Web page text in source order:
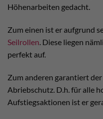
Höhenarbeiten gedacht.
Zum einen ist er aufgrund
Seilrollen. Diese liegen
perfekt auf.
Zum anderen garantiert
Abriebschutz. D.h. für alle
Aufstiegsaktionen ist er